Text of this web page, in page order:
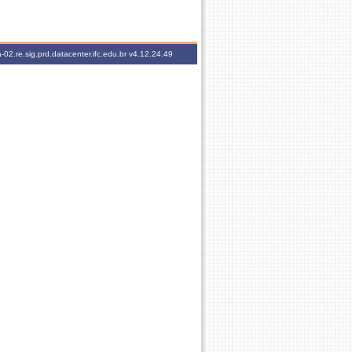
02.re.sig.prd.datacenter.ifc.edu.brv4.12.24.49